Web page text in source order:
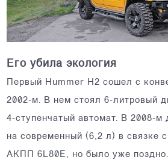
Его убила экология
Первый Hummer H2 сошел с
2002‑м. В нем стоял 6‑литровый
4‑ступенчатый автомат. В 2008‑м
на современный (6,2 л) в связке
АКПП 6L80E, но было уже